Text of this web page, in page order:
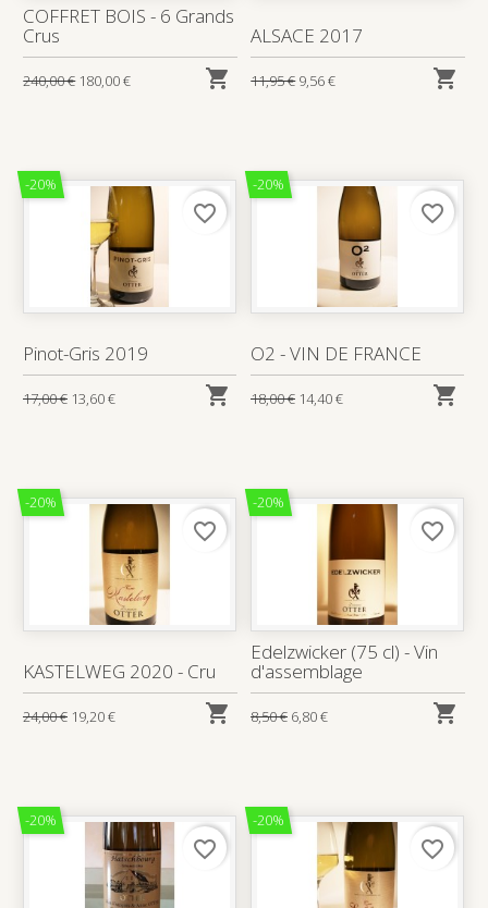
COFFRET BOIS - 6 Grands
Crus
240,00 € 180,00 € 
ALSACE 2017
11,95 € 9,56 € 
-20%
Pinot-Gris 2019
17,00 € 13,60 € 
favorite_border
-20%
O2 - VIN DE FRANCE
18,00 € 14,40 € 
favorite_border
-20%
KASTELWEG 2020 - Cru
24,00 € 19,20 € 
favorite_border
-20%
Edelzwicker (75 cl) - Vin
d'assemblage
8,50 € 6,80 € 
favorite_border
-20%
favorite_border
-20%
favorite_border